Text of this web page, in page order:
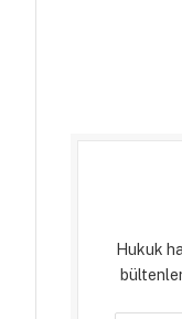
Hukuk